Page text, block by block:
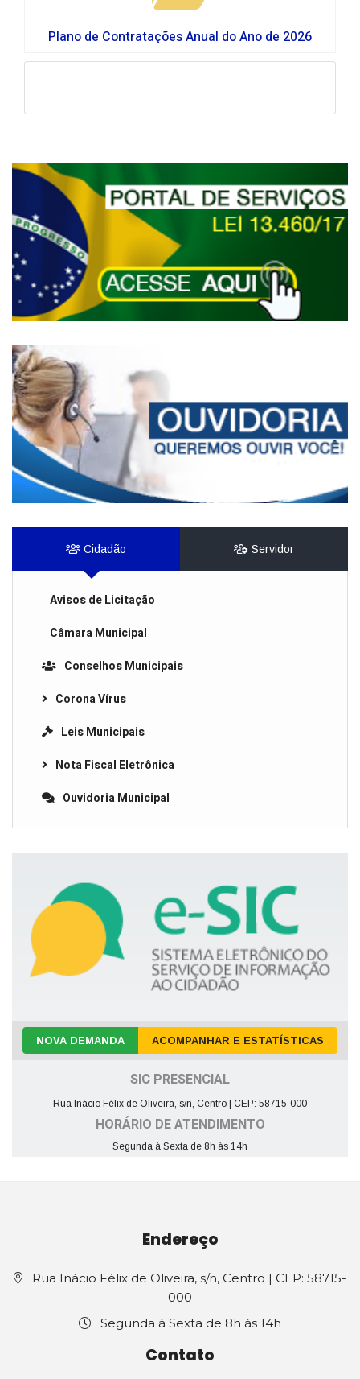
Plano de Contratações Anual do Ano de 2026
Cidadão Servidor
Avisos de Licitação
Câmara Municipal
Conselhos Municipais
Corona Vírus
Leis Municipais
Nota Fiscal Eletrônica
Ouvidoria Municipal
NOVA DEMANDA ACOMPANHAR E ESTATÍSTICAS
SIC PRESENCIAL
Rua Inácio Félix de Oliveira, s/n, Centro | CEP: 58715-000
HORÁRIO DE ATENDIMENTO
Segunda à Sexta de 8h às 14h
Endereço
Rua Inácio Félix de Oliveira, s/n, Centro | CEP: 58715-
000
Segunda à Sexta de 8h às 14h
Contato